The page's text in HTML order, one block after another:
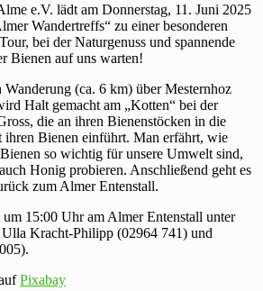
e.V. lädt am Donnerstag, 11. Juni 2025
Wandertreffs“ zu einer besonderen
bei der Naturgenuss und spannende
Bienen auf uns warten!
(ca. 6 km) über Mesternhoz
Halt gemacht am „Kotten“ bei der
die an ihren Bienenstöcken in die
ihren Bienen einführt. Man erfährt, wie
so wichtig für unsere Umwelt sind,
Honig probieren. Anschließend geht es
zum Almer Entenstall.
um 15:00 Uhr am Almer Entenstall unter
Kracht-Philipp (02964 741) und
Pixabay